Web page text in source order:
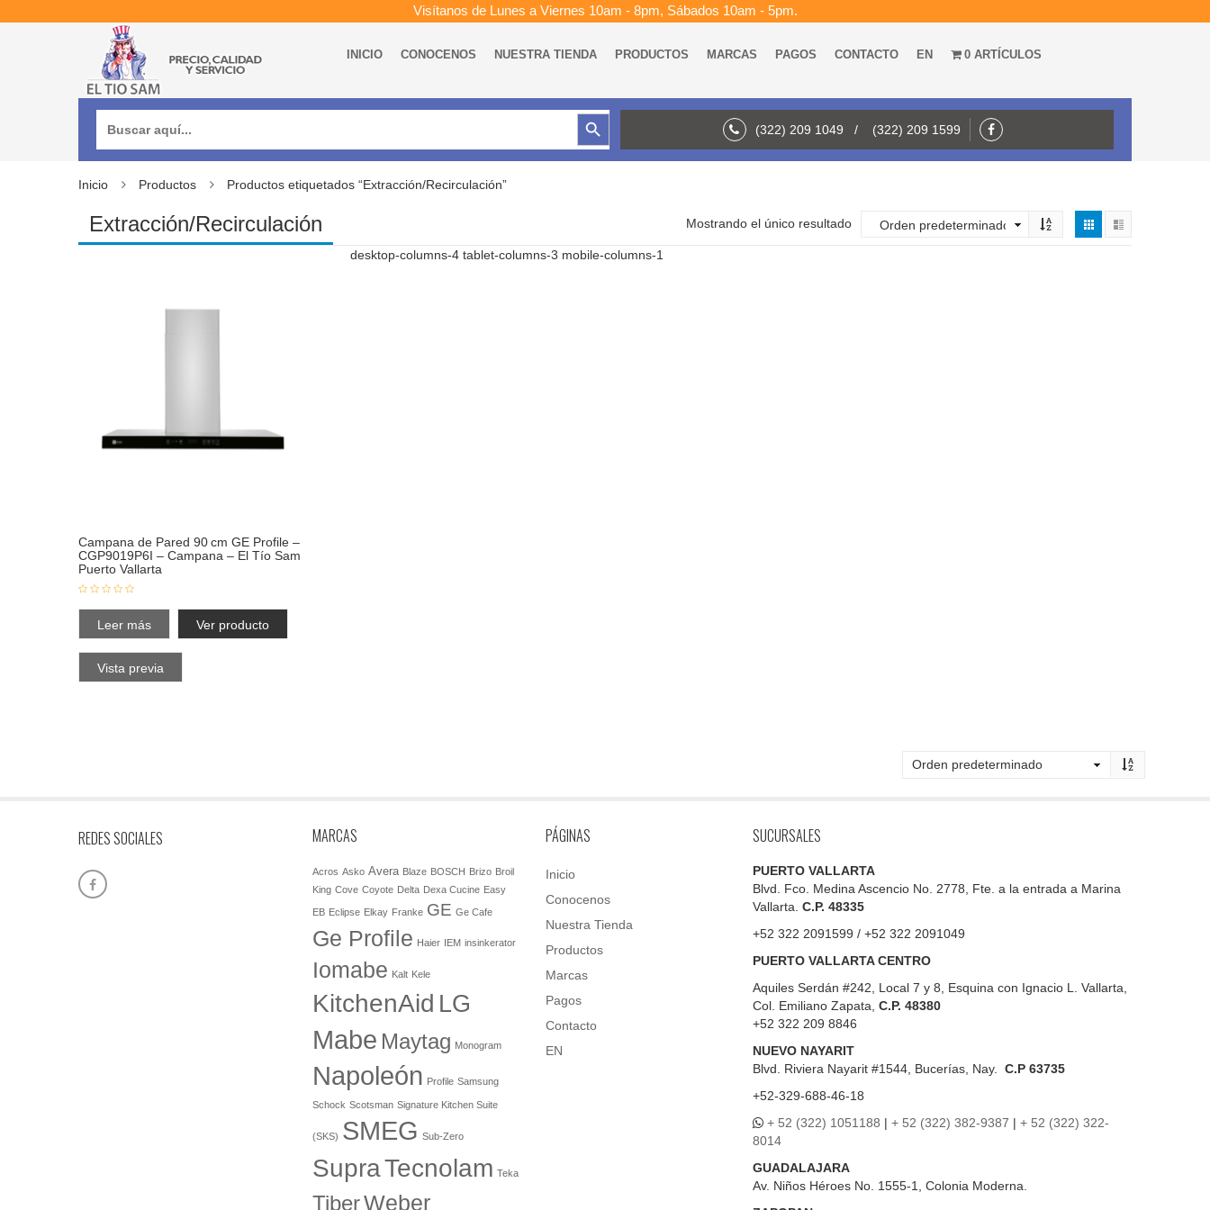
Visítanos de Lunes a Viernes 10am - 8pm, Sábados 10am - 5pm.
INICIO CONOCENOS NUESTRA TIENDA PRODUCTOS MARCAS PAGOS CONTACTO EN 0 ARTÍCULOS
Botón de búsqueda
(322) 209 1049 / (322) 209 1599
Inicio Productos Productos etiquetados “Extracción/Recirculación”
Extracción/Recirculación Mostrando el único resultado
desktop-columns-4 tablet-columns-3 mobile-columns-1
Campana de Pared 90 cm GE Profile –
CGP9019P6I – Campana – El Tío Sam
Puerto Vallarta
Leer más Ver producto
Vista previa
REDES SOCIALES MARCAS
Acros Asko Avera Blaze BOSCH Brizo Broil
King Cove Coyote Delta Dexa Cucine Easy
EB Eclipse Elkay Franke GE Ge Cafe
Ge Profile Haier IEM insinkerator
Iomabe Kalt Kele
KitchenAid LG
Mabe Maytag Monogram
Napoleón Profile Samsung
Schock Scotsman Signature Kitchen Suite
(SKS) SMEG Sub-Zero
SupraTecnolam Teka
TiberWeber
PÁGINAS
Inicio
Conocenos
Nuestra Tienda
Productos
Marcas
Pagos
Contacto
EN
SUCURSALES
PUERTO VALLARTA
Blvd. Fco. Medina Ascencio No. 2778, Fte. a la entrada a Marina
Vallarta. C.P. 48335
+52 322 2091599 / +52 322 2091049
PUERTO VALLARTA CENTRO
Aquiles Serdán #242, Local 7 y 8, Esquina con Ignacio L. Vallarta,
Col. Emiliano Zapata, C.P. 48380
+52 322 209 8846
NUEVO NAYARIT
Blvd.
Riviera Nayarit #1544, Bucerías, Nay. C.P 63735
+52-329-688-46-18
+ 52 (322) 1051188 | + 52 (322) 382-9387 | + 52 (322) 322-
8014
GUADALAJARA
Av. Niños Héroes No. 1555-1, Colonia Moderna.